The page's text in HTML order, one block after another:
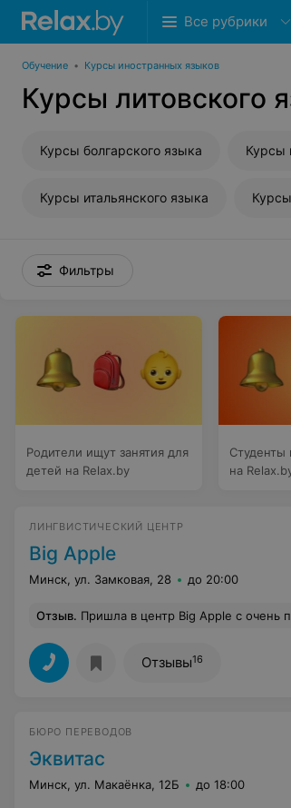
Все рубрики
Обучение • Курсы иностранных языков
Курсы литовского
Курсы болгарского языка Курсы
Курсы итальянского языка
Фильтры
Родители ищут занятия для
детей на Relax.by
на
ЛИНГВИСТИЧЕСКИЙ ЦЕНТР
Big Apple
Минск, ул. Замковая, 28 до 20:00
Отзыв. Пришла в центр Big Apple с очень плохим занимаем языка, грамматику не знала от слова совсем. И было стыдно произносить даже слова и элементарные предложения. Но сейчас я искренне радуюсь своим достижениям. Прекрасный преподаватель Елена научила понимать, не бояться говорить, теперь даже за
Отзывы16
БЮРО ПЕРЕВОДОВ
Эквитас
Минск, ул. Макаёнка, 12Б до 18:00